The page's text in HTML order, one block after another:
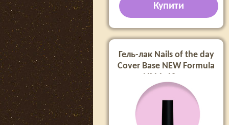
Купити
Гель-лак Nails of the day
Cover Base NEW Formula
№14, 10 мл